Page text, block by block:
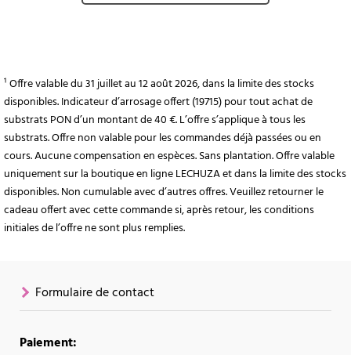
¹ Offre valable du 31 juillet au 12 août 2026, dans la limite des stocks
disponibles. Indicateur d’arrosage offert (19715) pour tout achat de
substrats PON d’un montant de 40 €. L’offre s’applique à tous les
substrats. Offre non valable pour les commandes déjà passées ou en
cours. Aucune compensation en espèces. Sans plantation. Offre valable
uniquement sur la boutique en ligne LECHUZA et dans la limite des stocks
disponibles. Non cumulable avec d’autres offres. Veuillez retourner le
cadeau offert avec cette commande si, après retour, les conditions
initiales de l’offre ne sont plus remplies.
Formulaire de contact
Paiement: